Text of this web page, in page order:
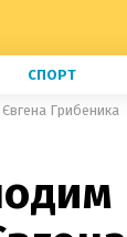
СПОРТ
Грибеника